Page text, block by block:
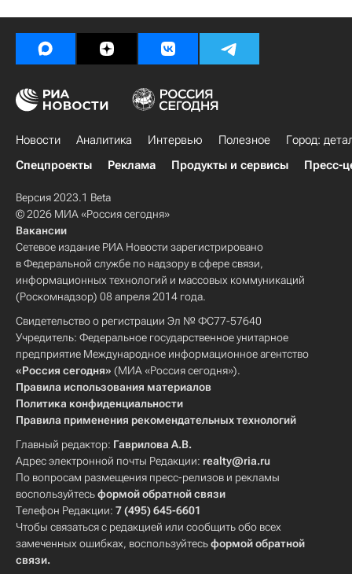
Новости Аналитика Интервью Полезное
Город:
Спецпроекты
Реклама Продукты и сервисы Пресс-
Версия 2023.1 Beta
© 2026 МИА «Россия сегодня»
Вакансии
Сетевое издание РИА Новости зарегистрировано
в Федеральной службе по надзору в сфере связи,
информационных технологий и массовых коммуникаций
(Роскомнадзор) 08 апреля 2014 года.
Свидетельство о регистрации Эл № ФС77-57640
Учредитель: Федеральное государственное унитарное
предприятие Международное информационное агентство
«Россия сегодня» (МИА «Россия сегодня»).
Правила использования материалов
Политика конфиденциальности
Правила применения рекомендательных технологий
Главный редактор: Гаврилова А.В.
Адрес электронной почты Редакции: realty@ria.ru
По вопросам размещения пресс-релизов и рекламы
воспользуйтесьформой обратной связи
Телефон Редакции: 7 (495) 645-6601
Чтобы связаться с редакцией или сообщить обо всех
замеченных ошибках, воспользуйтесьформой обратной
связи.